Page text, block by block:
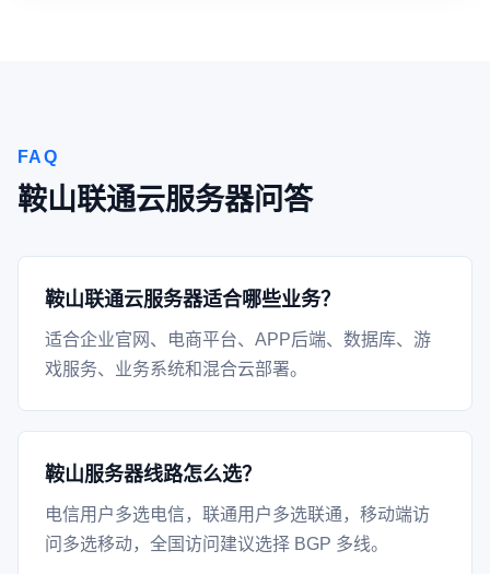
FAQ
鞍山联通云服务器问答
鞍山联通云服务器适合哪些业务？
适合企业官网、电商平台、APP后端、数据库、游
戏服务、业务系统和混合云部署。
鞍山服务器线路怎么选？
电信用户多选电信，联通用户多选联通，移动端访
问多选移动，全国访问建议选择 BGP 多线。